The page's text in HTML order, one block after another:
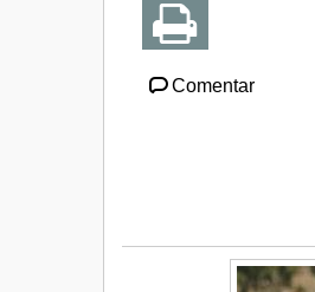
Comentar